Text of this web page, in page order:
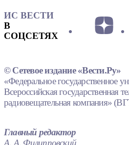
ИС ВЕСТИ
В
СОЦСЕТЯХ
© Сетевое издание «Вести.Ру»
«Федеральное государственное
Всероссийская государственная
радиовещательная компания»
Главный редактор
А. А. Филипповский